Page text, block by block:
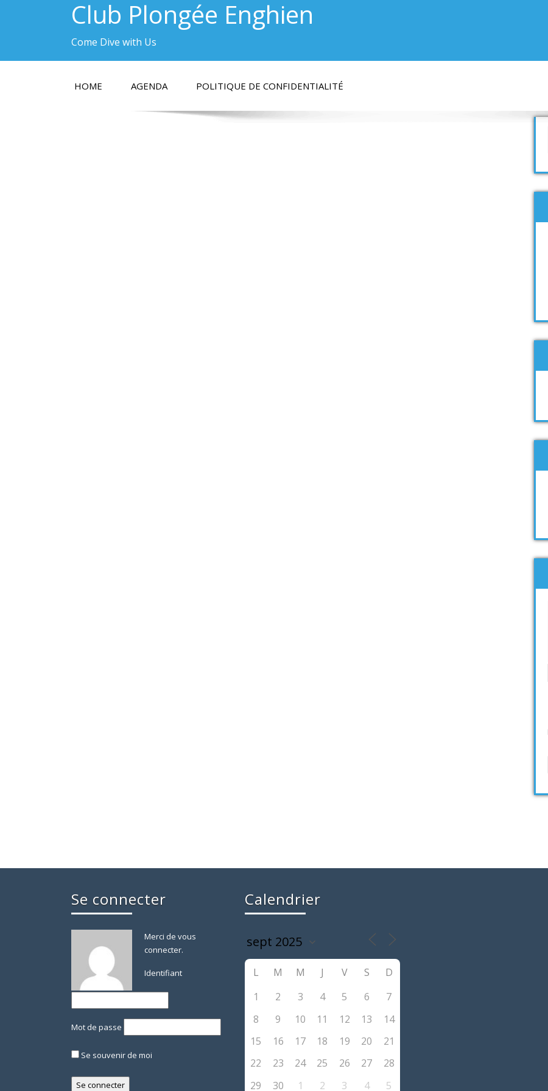
Club Plongée Enghien
Come Dive with Us
HOME AGENDA POLITIQUE DE CONFIDENTIALITÉ
Se connecter
Merci de vous
connecter.
Identifiant
Mot de passe
Se souvenir de moi
Calendrier
L M M J V S
D
1
2 3 4 5 6
7
8
9 10 11 12 13
14
15
16 17 18 19 20
21
22
23 24 25 26 27
28
29
30 1 2 3 4 5